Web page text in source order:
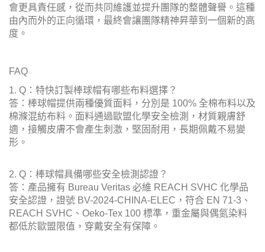
會更具責任感，從而共同維護並提升團隊的整體聲譽。這種
由內而外的正向循環，最終會讓團隊精神昇華到一個新的高
度。
FAQ
1. Q：特快訂製棒球帽有哪些布料選擇？
答：棒球帽提供兩種優質面料，分別是 100% 全棉布料以及
棉滌混紡布料。面料通過歐盟化學安全檢測，材質親膚舒
適，接觸皮膚不會產生刺激，堅固耐用，長期佩戴不易變
形。
2. Q：棒球帽具備哪些安全檢測認證？
答：產品擁有 Bureau Veritas 必維 REACH SVHC 化學品
安全認證，證號 BV-2024-CHINA-ELEC，符合 EN 71-3、
REACH SVHC、Oeko-Tex 100 標準，重金屬與偶氮染料
都低於歐盟限值，穿戴安全有保障。